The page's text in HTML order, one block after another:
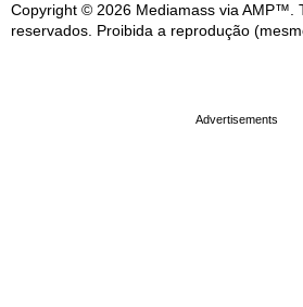
Copyright © 2026 Mediamass via AMP™.
reservados. Proibida a reprodução